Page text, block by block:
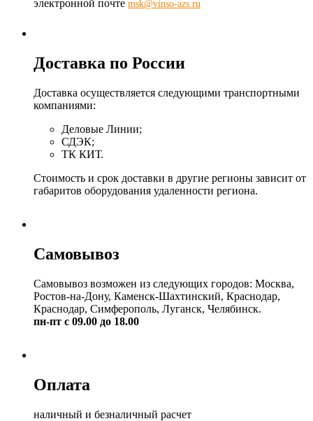
электронной почте msk@vinso-azs.ru
Доставка по России
Доставка осуществляется следующими транспортными
компаниями:
Деловые Линии;
СДЭК;
ТК КИТ.
Стоимость и срок доставки в другие регионы зависит от
габаритов оборудования удаленности региона.
Самовывоз
Самовывоз возможен из следующих городов: Москва,
Ростов-на-Дону, Каменск-Шахтинский, Краснодар,
Краснодар, Симферополь, Луганск, Челябинск.
пн-пт с 09.00 до 18.00
Оплата
наличный и безналичный расчет